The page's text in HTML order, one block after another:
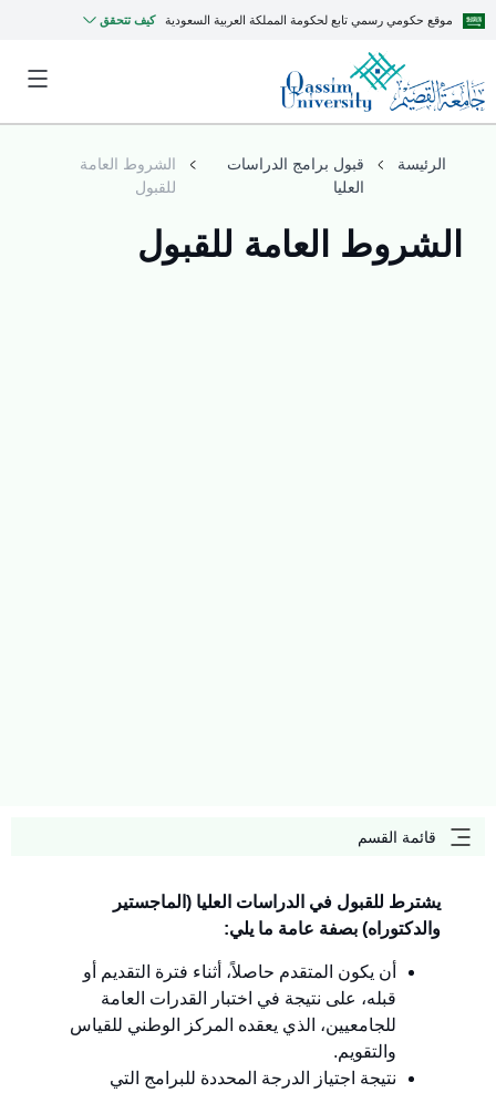
موقع حكومي رسمي تابع لحكومة المملكة العربية السعودية كيف تتحقق
الرئيسة
قبول برامج الدراسات
العليا
الشروط العامة
للقبول
الشروط العامة للقبول
قائمة القسم
يشترط للقبول في الدراسات العليا (الماجستير
والدكتوراه) بصفة عامة ما يلي:
أن يكون المتقدم حاصلاً، أثناء فترة التقديم أو
قبله، على نتيجة في اختبار القدرات العامة
للجامعيين، الذي يعقده المركز الوطني للقياس
والتقويم.
نتيجة اجتياز الدرجة المحددة للبرامج التي